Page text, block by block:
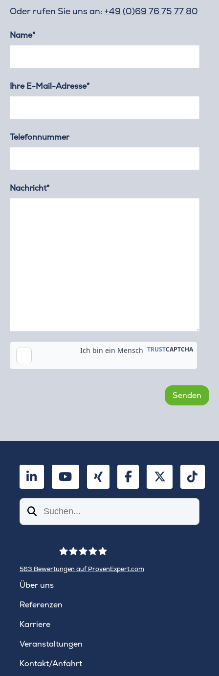
Oder rufen Sie uns an: +49 (0)69 76 75 77 80
Name*
Ihre E-Mail-Adresse*
Telefonnummer
Nachricht*
Kopie an meine E-Mail-Adresse senden
LinkedInYouTubeXing FacebookTwitter
Suchen
563 Bewertungen auf ProvenExpert.com
Über uns
Referenzen
Karriere
Veranstaltungen
Kontakt/Anfahrt